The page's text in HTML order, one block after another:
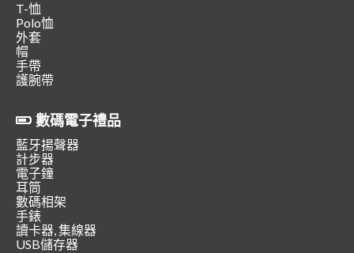
T-恤
Polo恤
外套
帽
手帶
護腕帶
數碼電子禮品
藍牙揚聲器
計步器
電子鐘
耳筒
數碼相架
手錶
讀卡器, 集線器
USB儲存器